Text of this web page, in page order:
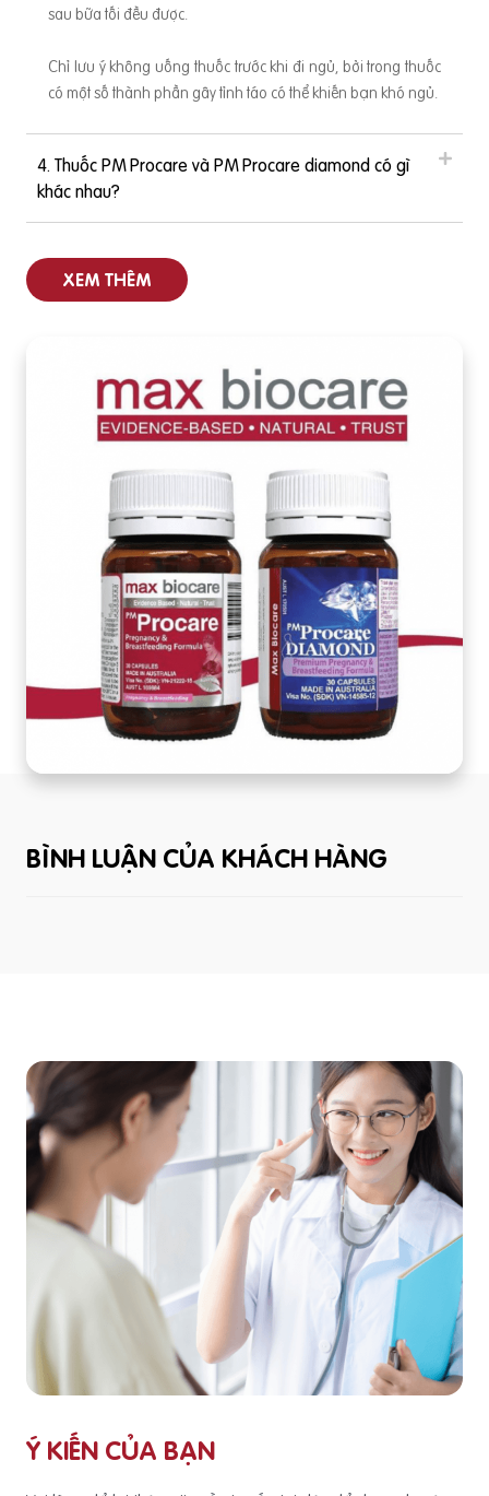
sau bữa tối đều được.
Chỉ lưu ý không uống thuốc trước khi đi ngủ, bởi trong thuốc
có một số thành phần gây tỉnh táo có thể khiến bạn khó ngủ.
4. Thuốc PM Procare và PM Procare diamond có gì
khác nhau?
XEM THÊM
BÌNH LUẬN CỦA KHÁCH HÀNG
Ý KIẾN CỦA BẠN